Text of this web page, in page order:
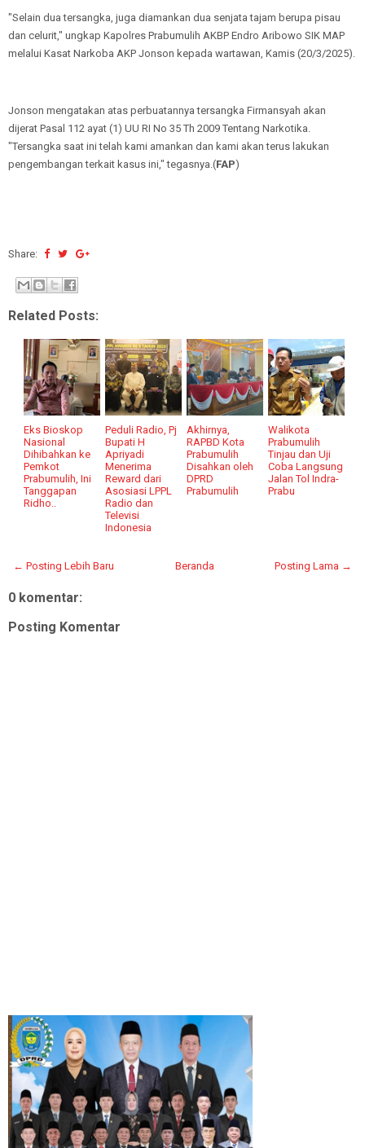
"Selain dua tersangka, juga diamankan dua senjata tajam berupa pisau
dan celurit," ungkap Kapolres Prabumulih AKBP Endro Aribowo SIK MAP
melalui Kasat Narkoba AKP Jonson kepada wartawan, Kamis (20/3/2025).
Jonson mengatakan atas perbuatannya tersangka Firmansyah akan
dijerat Pasal 112 ayat (1) UU RI No 35 Th 2009 Tentang Narkotika.
"Tersangka saat ini telah kami amankan dan kami akan terus lakukan
pengembangan terkait kasus ini," tegasnya.(FAP)
Share:
Related Posts:
Eks Bioskop
Nasional
Dihibahkan ke
Pemkot
Prabumulih, Ini
Tanggapan
Ridho..
Peduli Radio, Pj
Bupati H
Apriyadi
Menerima
Reward dari
Asosiasi LPPL
Radio dan
Televisi
Indonesia
Akhirnya,
RAPBD Kota
Prabumulih
Disahkan oleh
DPRD
Prabumulih
Walikota
Prabumulih
Tinjau dan Uji
Coba Langsung
Jalan Tol Indra-
Prabu
← Posting Lebih Baru Posting Lama →
Beranda
0 komentar:
Posting Komentar